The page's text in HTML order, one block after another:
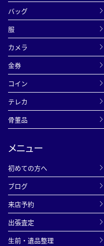
バッグ
服
カメラ
金券
コイン
テレカ
骨董品
メニュー
初めての方へ
ブログ
来店予約
出張査定
生前・遺品整理